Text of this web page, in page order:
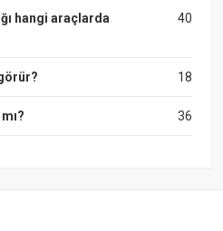
40
hangi araçlarda
18
36